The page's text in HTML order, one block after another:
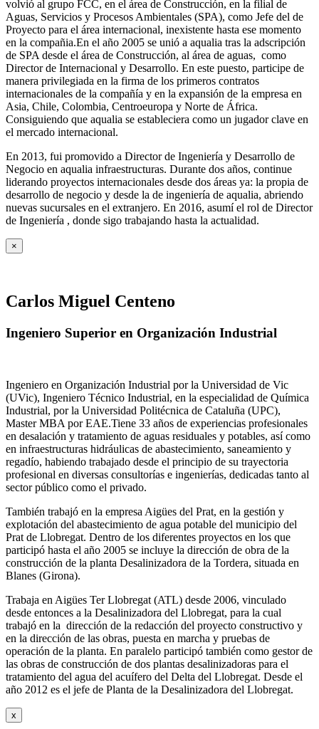
volvió al grupo FCC, en el área de Construcción, en la filial de
Aguas, Servicios y Procesos Ambientales (SPA), como Jefe del de
Proyecto para el área internacional, inexistente hasta ese momento
en la compañia.En el año 2005 se unió a aqualia tras la adscripción
de SPA desde el área de Construcción, al área de aguas, como
Director de Internacional y Desarrollo. En este puesto, participe de
manera privilegiada en la firma de los primeros contratos
internacionales de la compañía y en la expansión de la empresa en
Asia, Chile, Colombia, Centroeuropa y Norte de África.
Consiguiendo que aqualia se estableciera como un jugador clave en
el mercado internacional.
En 2013, fui promovido a Director de Ingeniería y Desarrollo de
Negocio en aqualia infraestructuras. Durante dos años, continue
liderando proyectos internacionales desde dos áreas ya: la propia de
desarrollo de negocio y desde la de ingeniería de aqualia, abriendo
nuevas sucursales en el extranjero. En 2016, asumí el rol de Director
de Ingeniería , donde sigo trabajando hasta la actualidad.
×
Carlos Miguel Centeno
Ingeniero Superior en Organización Industrial
Ingeniero en Organización Industrial por la Universidad de Vic
(UVic), Ingeniero Técnico Industrial, en la especialidad de Química
Industrial, por la Universidad Politécnica de Cataluña (UPC),
Master MBA por EAE.Tiene 33 años de experiencias profesionales
en desalación y tratamiento de aguas residuales y potables, así como
en infraestructuras hidráulicas de abastecimiento, saneamiento y
regadío, habiendo trabajado desde el principio de su trayectoria
profesional en diversas consultorías e ingenierías, dedicadas tanto al
sector público como el privado.
También trabajó en la empresa Aigües del Prat, en la gestión y
explotación del abastecimiento de agua potable del municipio del
Prat de Llobregat. Dentro de los diferentes proyectos en los que
participó hasta el año 2005 se incluye la dirección de obra de la
construcción de la planta Desalinizadora de la Tordera, situada en
Blanes (Girona).
Trabaja en Aigües Ter Llobregat (ATL) desde 2006, vinculado
desde entonces a la Desalinizadora del Llobregat, para la cual
trabajó en la dirección de la redacción del proyecto constructivo y
en la dirección de las obras, puesta en marcha y pruebas de
operación de la planta. En paralelo participó también como gestor de
las obras de construcción de dos plantas desalinizadoras para el
tratamiento del agua del acuífero del Delta del Llobregat. Desde el
año 2012 es el jefe de Planta de la Desalinizadora del Llobregat.
x